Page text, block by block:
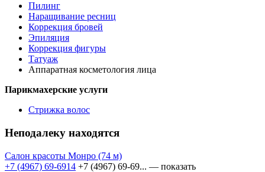
Пилинг
Наращивание ресниц
Коррекция бровей
Эпиляция
Коррекция фигуры
Татуаж
Аппаратная косметология лица
Парикмахерские услуги
Стрижка волос
Неподалеку находятся
Салон красоты Монро (74 м)
+7 (4967) 69-6914 +7 (4967) 69-69... — показать